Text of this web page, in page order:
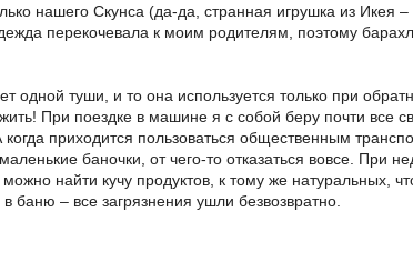
нашего Скунса (да-да, странная игрушка из Икея
перекочевала к моим родителям, поэтому
одной туши, и то она используется только при
При поездке в машине я с собой беру почти все
приходится пользоваться общественным
баночки, от чего-то отказаться вовсе. При
найти кучу продуктов, к тому же натуральных,
баню – все загрязнения ушли безвозвратно.